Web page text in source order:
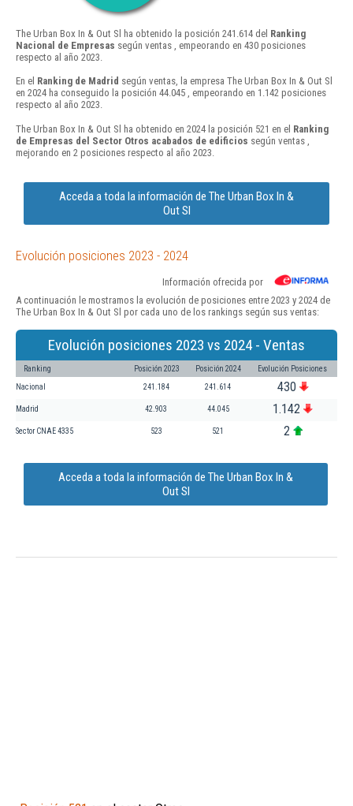
The Urban Box In & Out Sl ha obtenido la posición 241.614 del Ranking
Nacional de Empresas según ventas , empeorando en 430 posiciones
respecto al año 2023.
En el Ranking de Madrid según ventas, la empresa The Urban Box In & Out Sl
en 2024 ha conseguido la posición 44.045 , empeorando en 1.142 posiciones
respecto al año 2023.
The Urban Box In & Out Sl ha obtenido en 2024 la posición 521 en el Ranking
de Empresas del Sector Otros acabados de edificios según ventas ,
mejorando en 2 posiciones respecto al año 2023.
Acceda a toda la información de The Urban Box In &
Out Sl
Evolución posiciones 2023 - 2024
Información ofrecida por
A continuación le mostramos la evolución de posiciones entre 2023 y 2024 de
The Urban Box In & Out Sl por cada uno de los rankings según sus ventas:
Evolución posiciones 2023 vs 2024 - Ventas
Ranking Posición 2023 Posición 2024 Evolución Posiciones
Nacional 241.184 241.614 430
Madrid 42.903 44.045 1.142
Sector CNAE 4335 523 521 2
Acceda a toda la información de The Urban Box In &
Out Sl